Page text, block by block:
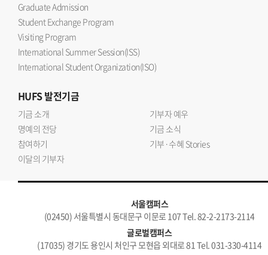
Graduate Admission
Student Exchange Program
Visiting Program
International Summer Session(ISS)
International Student Organization(ISO)
HUFS발전기금
기금 소개
기부자 예우
명예의 전당
기금 소식
참여하기
기부·수혜 Stories
이달의 기부자
서울캠퍼스
(02450) 서울특별시 동대문구 이문로 107 Tel. 82-2-2173-2114
글로벌캠퍼스
(17035) 경기도 용인시 처인구 모현읍 외대로 81 Tel. 031-330-4114